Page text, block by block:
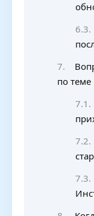
по теме